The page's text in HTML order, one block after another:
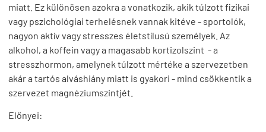
miatt. Ez különösen azokra a vonatkozik, akik túlzott fizikai
vagy pszichológiai terhelésnek vannak kitéve - sportolók,
nagyon aktív vagy stresszes életstílusú személyek. Az
alkohol, a koffein vagy a magasabb kortizolszint - a
stresszhormon, amelynek túlzott mértéke a szervezetben
akár a tartós alváshiány miatt is gyakori - mind csökkentik a
szervezet magnéziumszintjét.
Előnyei: